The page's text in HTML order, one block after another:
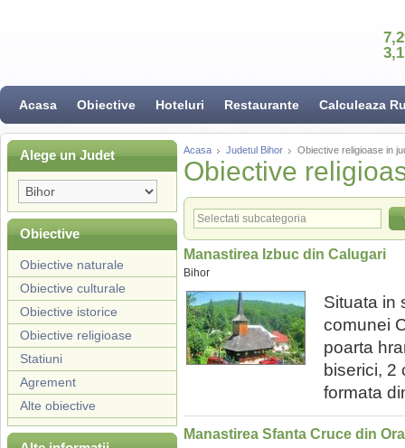
Acasa Obiective Hoteluri Restaurante Calculeaza
Alege un Judet
Obiective
Obiective naturale
Obiective culturale
Obiective istorice
Obiective religioase
Statiuni
Agrement
Alte obiective
Acasa Judetul Bihor Obiective religioase in
Obiective
Manastirea Izbuc din Calugari
Bihor
Situata in
comunei
poarta
biserici, 2
formata
Manastirea Sfanta Cruce din